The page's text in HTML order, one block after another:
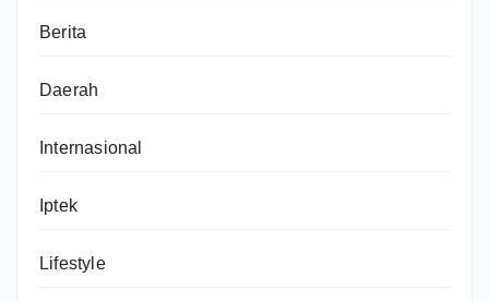
Berita
Daerah
Internasional
Iptek
Lifestyle